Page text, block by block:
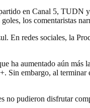
en Canal 5,
los comentaristas
redes sociales, la
aumentado aún
embargo, al
pudieron disfrutar